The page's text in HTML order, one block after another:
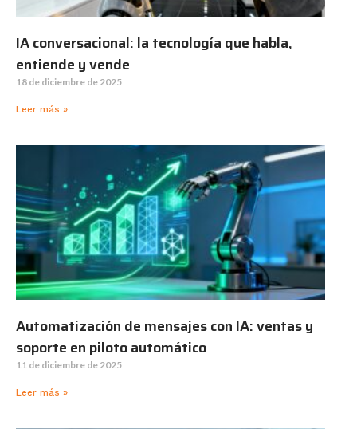
IA conversacional: la tecnología que habla,
entiende y vende
18 de diciembre de 2025
Leer más »
Automatización de mensajes con IA: ventas y
soporte en piloto automático
11 de diciembre de 2025
Leer más »